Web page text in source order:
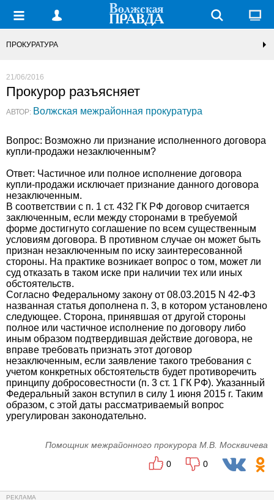
ПРОКУРАТУРА
21/06/2016
Прокурор разъясняет
АВТОР: Волжская межрайонная прокуратура
Вопрос: Возможно ли признание исполненного договора
купли-продажи незаключенным?
Ответ: Частичное или полное исполнение договора
купли-продажи исключает признание данного договора
незаключенным.
В соответствии с п. 1 ст. 432 ГК РФ договор считается
заключенным, если между сторонами в требуемой
форме достигнуто соглашение по всем существенным
условиям договора. В противном случае он может быть
признан незаключенным по иску заинтересованной
стороны. На практике возникает вопрос о том, может ли
суд отказать в таком иске при наличии тех или иных
обстоятельств.
Согласно Федеральному закону от 08.03.2015 N 42-ФЗ
названная статья дополнена п. 3, в котором установлено
следующее. Сторона, принявшая от другой стороны
полное или частичное исполнение по договору либо
иным образом подтвердившая действие договора, не
вправе требовать признать этот договор
незаключенным, если заявление такого требования с
учетом конкретных обстоятельств будет противоречить
принципу добросовестности (п. 3 ст. 1 ГК РФ). Указанный
Федеральный закон вступил в силу 1 июня 2015 г. Таким
образом, с этой даты рассматриваемый вопрос
урегулирован законодательно.
Помощник межрайонного прокурора М.В. Москвичева
0
0